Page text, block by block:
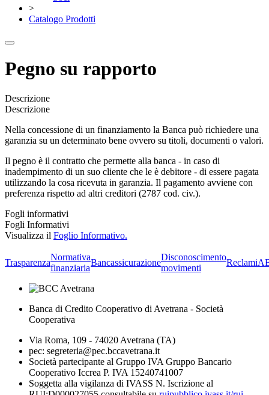
>
Catalogo Prodotti
Pegno su rapporto
Descrizione
Descrizione
Nella concessione di un finanziamento la Banca può richiedere una
garanzia su un determinato bene ovvero su titoli, documenti o valori.
Il pegno è il contratto che permette alla banca - in caso di
inadempimento di un suo cliente che le è debitore - di essere pagata
utilizzando la cosa ricevuta in garanzia. Il pagamento avviene con
preferenza rispetto ad altri creditori (2787 cod. civ.).
Fogli informativi
Fogli Informativi
Visualizza il Foglio Informativo.
Trasparenza
Normativa
finanziaria
Bancassicurazione
Disconoscimento
movimenti
Reclami
Banca di Credito Cooperativo di Avetrana - Società
Cooperativa
Via Roma, 109 - 74020 Avetrana (TA)
pec: segreteria@pec.bccavetrana.it
Società partecipante al Gruppo IVA Gruppo Bancario
Cooperativo Iccrea P. IVA 15240741007
Soggetta alla vigilanza di IVASS N. Iscrizione al